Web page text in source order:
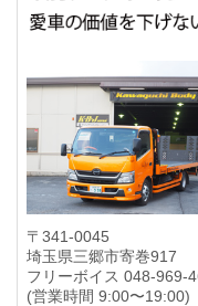
〒341-0045
埼玉県三郷市寄巻917
フリーボイス 048-969-
(営業時間 9:00〜19:00)